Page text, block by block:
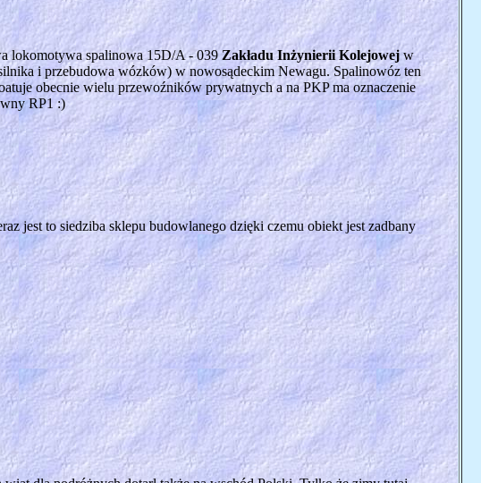
lokomotywa spalinowa 15D/A - 039 Zakładu Inżynierii Kolejowejw
i przebudowa wózków) w nowosądeckim Newagu. Spalinowóz ten
obecnie wielu przewoźników prywatnych a na PKP ma oznaczenie
RP1 :)
jest to siedziba sklepu budowlanego dzięki czemu obiekt jest zadbany